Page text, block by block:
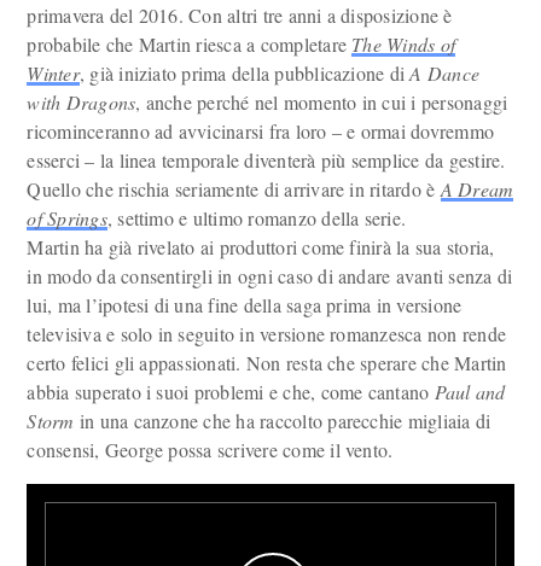
primavera del 2016. Con altri tre anni a disposizione è
probabile che Martin riesca a completare The Winds of
Winter, già iniziato prima della pubblicazione diA Dance
with Dragons, anche perché nel momento in cui i personaggi
ricominceranno ad avvicinarsi fra loro – e ormai dovremmo
esserci – la linea temporale diventerà più semplice da gestire.
Quello che rischia seriamente di arrivare in ritardo è A Dream
of Springs, settimo e ultimo romanzo della serie.
Martin ha già rivelato ai produttori come finirà la sua storia,
in modo da consentirgli in ogni caso di andare avanti senza di
lui, ma l’ipotesi di una fine della saga prima in versione
televisiva e solo in seguito in versione romanzesca non rende
certo felici gli appassionati. Non resta che sperare che Martin
abbia superato i suoi problemi e che, come cantano Paul and
Storm in una canzone che ha raccolto parecchie migliaia di
consensi, George possa scrivere come il vento.